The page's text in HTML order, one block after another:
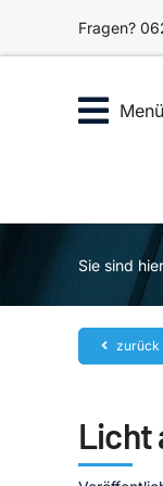
Fragen?
Menü
Sie sind
zurück
Licht